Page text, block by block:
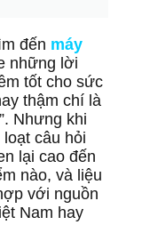
đến máy
những lời
tốt cho sức
thậm chí là
Nhưng khi
câu hỏi
lại cao đến
nào, và liệu
với nguồn
Nam hay